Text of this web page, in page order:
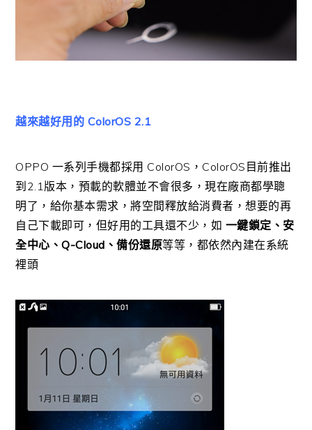
越來越好用的 ColorOS 2.1
OPPO 一系列手機都採用 ColorOS，ColorOS目前推出
到2.1版本，預載的軟體並不會很多，現在廠商都學聰
明了，給你基本需求，將空間釋放給消費者，想要的再
自己下載即可，但好用的工具還不少，如 一鍵鎖定、安
全中心、Q-Cloud、備份還原等等，都依然內建在系統
裡頭